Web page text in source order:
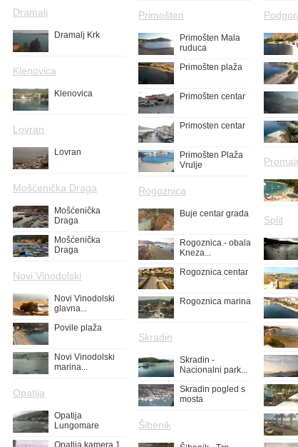
Dramalj
Dramalj Krk
Klenovica
Klenovica
Lovran
Lovran
Mošćenička Draga
Mošćenička
Draga
Mošćenička
Draga
Novi Vinodolski
Novi Vinodolski
glavna...
Povile plaža
Novi Vinodolski
marina...
Opatija
Opatija
Lungomare
Opatija kamera 1
Primošten
Primošten Mala
ruduca
Primošten plaža
Primošten centar
Primosten centar
Primošten Plaža
Vrulje
Rogoznica
Buje centar grada
Rogoznica - obala
Kneza...
Rogoznica centar
Rogoznica marina
Skradin
Skradin -
Nacionalni park...
Skradin pogled s
mosta
Šibenik
Split